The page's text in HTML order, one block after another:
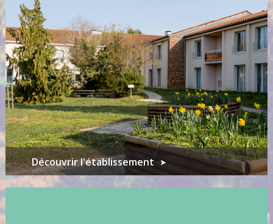
Découvrir l'établissement